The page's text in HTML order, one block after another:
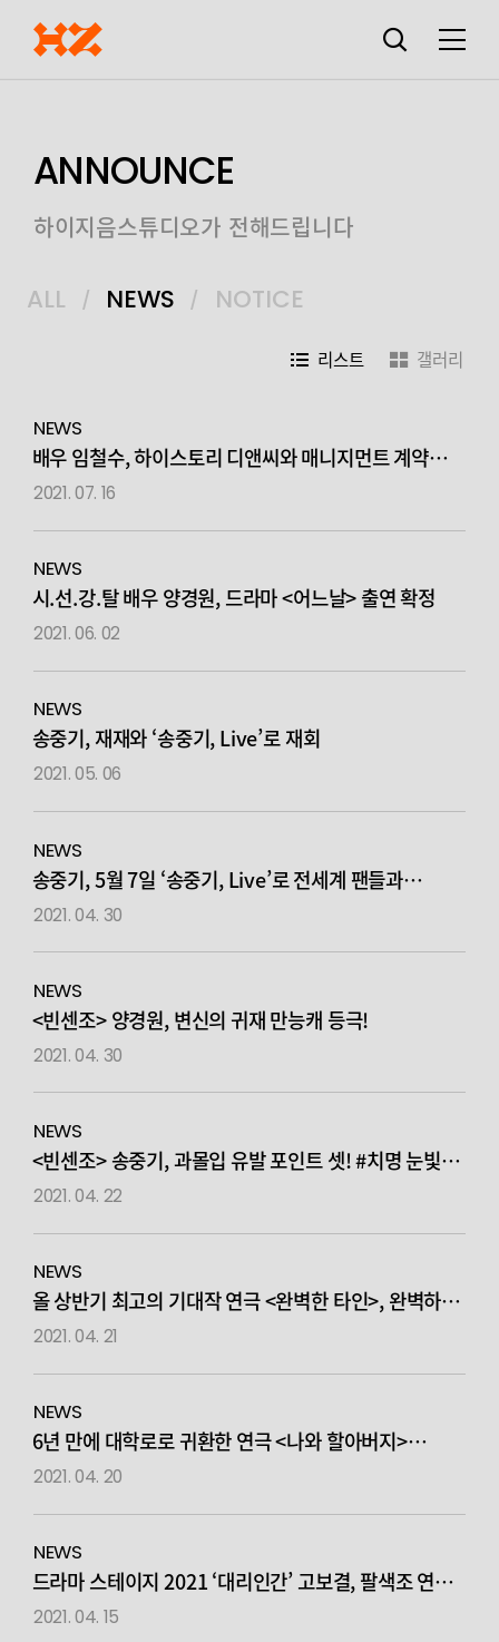
검색창
열기
메뉴
ANNOUNCE
하이지음스튜디오가 전해드립니다
ALL NEWS NOTICE
리스트 갤러리
NEWS
배우 임철수, 하이스토리 디앤씨와 매니지먼트 계약
체결
2021. 07. 16
NEWS
시.선.강.탈 배우 양경원, 드라마 <어느날> 출연 확정
2021. 06. 02
NEWS
송중기, 재재와 ‘송중기, Live’로 재회
2021. 05. 06
NEWS
송중기, 5월 7일 ‘송중기, Live’로 전세계 팬들과
만난다!
2021. 04. 30
NEWS
<빈센조> 양경원, 변신의 귀재 만능캐 등극!
2021. 04. 30
NEWS
<빈센조> 송중기, 과몰입 유발 포인트 셋! #치명 눈빛, #
마성의 보이스, #찰진 모션
2021. 04. 22
NEWS
올 상반기 최고의 기대작 연극 <완벽한 타인>, 완벽하게
몰입한 15인의 캐릭터 포스터 공개!
2021. 04. 21
NEWS
6년 만에 대학로로 귀환한 연극 <나와 할아버지>
관객들에 깊은 감동 남기며 공연 성료!
2021. 04. 20
NEWS
드라마 스테이지 2021 ‘대리인간’ 고보결, 팔색조 연기
변신 시선 집중
2021. 04. 15